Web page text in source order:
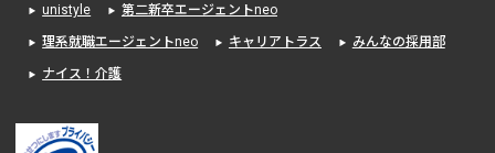
unistyle 第二新卒エージェントneo
理系就職エージェントneo キャリアトラス みんなの採用部
ナイス！介護